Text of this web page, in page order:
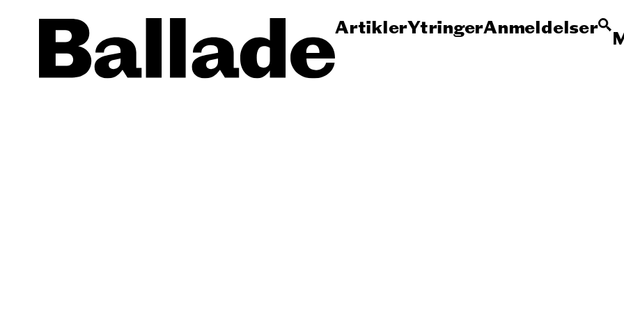
ArtiklerYtringerAnmeldelser